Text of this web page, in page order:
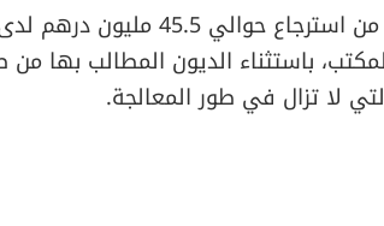
وكشفت فتاح أن عمليات التحصيل مكنت من استرجاع
باستثناء الديون المطالب بها
لا تزال في طور المعالجة.